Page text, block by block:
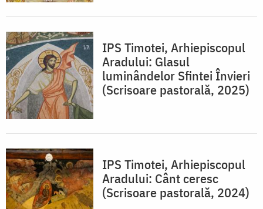
IPS Timotei, Arhiepiscopul
Aradului: Glasul
luminândelor Sfintei Învieri
(Scrisoare pastorală, 2025)
IPS Timotei, Arhiepiscopul
Aradului: Cânt ceresc
(Scrisoare pastorală, 2024)